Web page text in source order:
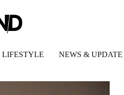
LIFESTYLE NEWS & UPDATE